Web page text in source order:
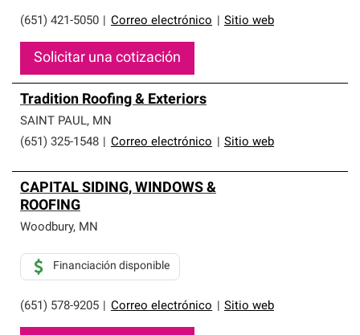
(651) 421-5050 Correo electrónico Sitio web
Solicitar una cotización
Tradition Roofing & Exteriors
SAINT PAUL, MN
(651) 325-1548
Correo electrónico Sitio web
CAPITAL SIDING, WINDOWS &
ROOFING
Woodbury, MN
(651) 578-9205 Correo electrónico Sitio web
Financiación disponible